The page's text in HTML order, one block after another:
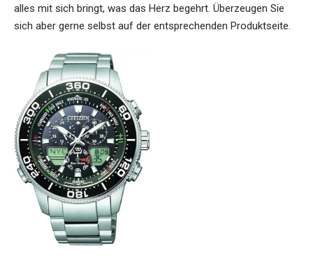
alles mit sich bringt, was das Herz begehrt. Überzeugen Sie
sich aber gerne selbst auf der entsprechenden Produktseite.